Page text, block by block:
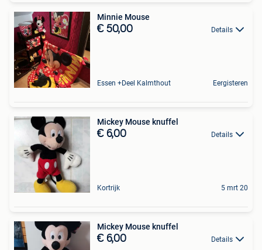
Minnie Mouse
€ 50,00 Details
Essen +Deel Kalmthout Eergisteren
Mickey Mouse knuffel
€ 6,00 Details
Kortrijk 5 mrt 20
Mickey Mouse knuffel
€ 6,00 Details